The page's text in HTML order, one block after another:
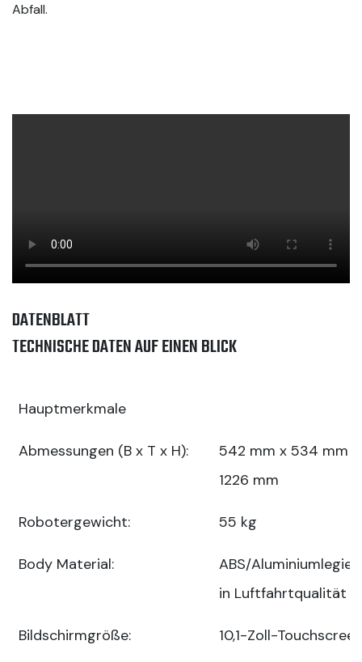
Abfall.
DATENBLATT
TECHNISCHE DATEN AUF EINEN BLICK
Hauptmerkmale
Abmessungen (B x T x H):
542 mm x 534 mm x
1226 mm
Robotergewicht: 55 kg
Body Material:
ABS/
in Luftfahrtqualität
Bildschirmgröße: 10,1-Zoll-Touchscreen